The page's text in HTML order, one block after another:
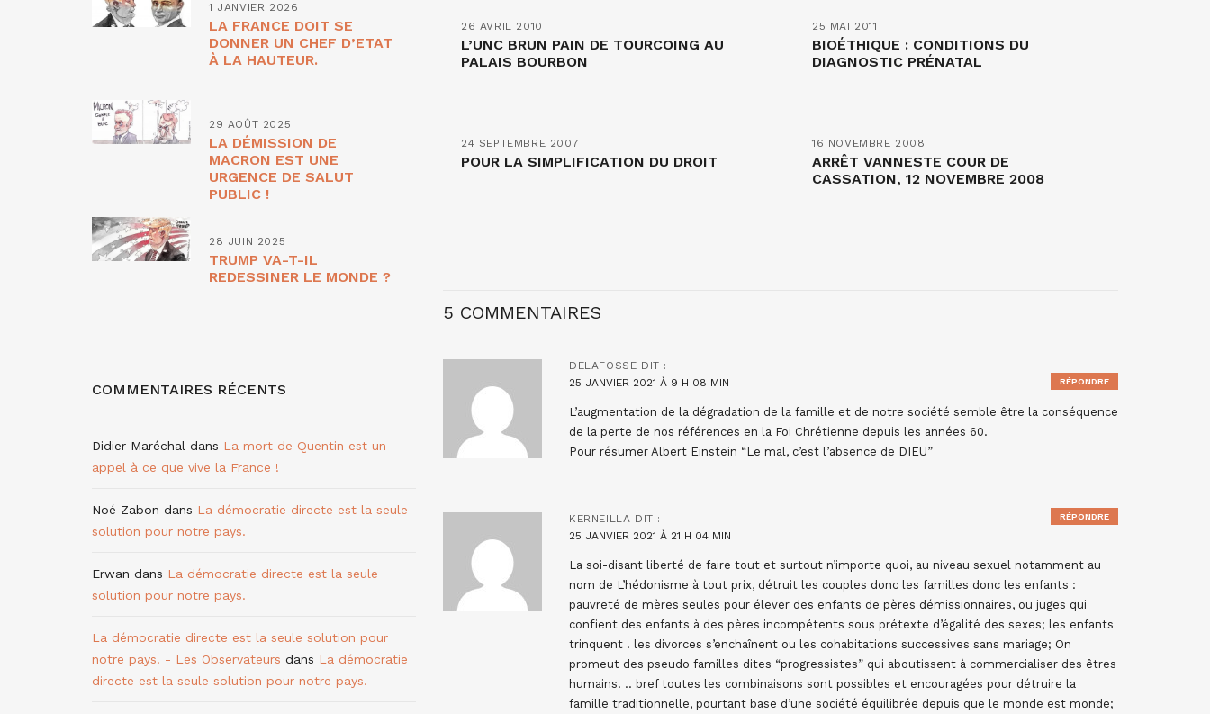
26 AVRIL 2010
L’UNC BRUN PAIN DE TOURCOING AU
PALAIS BOURBON
25 MAI 2011
BIOÉTHIQUE : CONDITIONS DU
DIAGNOSTIC PRÉNATAL
24 SEPTEMBRE 2007
POUR LA SIMPLIFICATION DU DROIT
16 NOVEMBRE 2008
ARRÊT VANNESTE COUR DE
CASSATION, 12 NOVEMBRE 2008
5 COMMENTAIRES
DELAFOSSE DIT :
25 JANVIER 2021 À 9 H 08 MIN
L’augmentation de la dégradation de la famille et de notre société semble être la conséquence
de la perte de nos références en la Foi Chrétienne depuis les années 60.
Pour résumer Albert Einstein “Le mal, c’est l’absence de DIEU”
RÉPONDRE
KERNEILLA DIT :
25 JANVIER 2021 À 21 H 04 MIN
La soi-disant liberté de faire tout et surtout n’importe quoi, au niveau sexuel notamment au
nom de L’hédonisme à tout prix, détruit les couples donc les familles donc les enfants :
pauvreté de mères seules pour élever des enfants de pères démissionnaires, ou juges qui
confient des enfants à des pères incompétents sous prétexte d’égalité des sexes; les enfants
trinquent ! les divorces s’enchaînent ou les cohabitations successives sans mariage; On
promeut des pseudo familles dites “progressistes” qui aboutissent à commercialiser des êtres
humains! .. bref toutes les combinaisons sont possibles et encouragées pour détruire la
famille traditionnelle, pourtant base d’une société équilibrée depuis que le monde est monde;
RÉPONDRE
1 JANVIER 2026
LA FRANCE DOIT SE
DONNER UN CHEF D’ETAT
À LA HAUTEUR.
29 AOÛT 2025
LA DÉMISSION DE
MACRON EST UNE
URGENCE DE SALUT
PUBLIC !
28 JUIN 2025
TRUMP VA-T-IL
REDESSINER LE MONDE ?
COMMENTAIRES RÉCENTS
Didier Maréchal dans La mort de Quentin est un
appel à ce que vive la France !
Noé Zabon dans La démocratie directe est la seule
solution pour notre pays.
Erwan dans La démocratie directe est la seule
solution pour notre pays.
La démocratie directe est la seule solution pour
notre pays. - Les Observateurs dans La démocratie
directe est la seule solution pour notre pays.